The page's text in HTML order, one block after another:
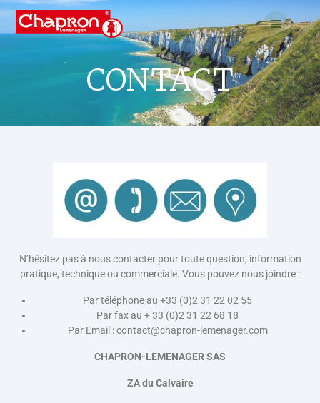
CONTACT
N’hésitez pas à nous contacter pour toute question, information
pratique, technique ou commerciale. Vous pouvez nous joindre :
Par téléphone au +33 (0)2 31 22 02 55
Par fax au + 33 (0)2 31 22 68 18
Par Email : contact@chapron-lemenager.com
CHAPRON-LEMENAGER SAS
ZA du Calvaire